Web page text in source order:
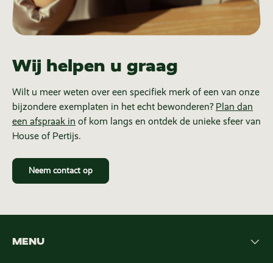
Wij helpen u graag
Wilt u meer weten over een specifiek merk of een van onze
bijzondere exemplaten in het echt bewonderen? Plan dan
een afspraak in of kom langs en ontdek de unieke sfeer van
House of Pertijs.
Neem contact op
MENU